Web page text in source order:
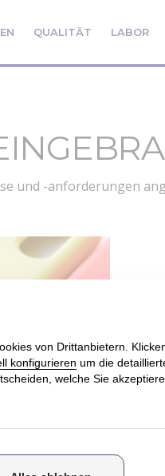
QUALITÄT LABOR
und -anforderungen